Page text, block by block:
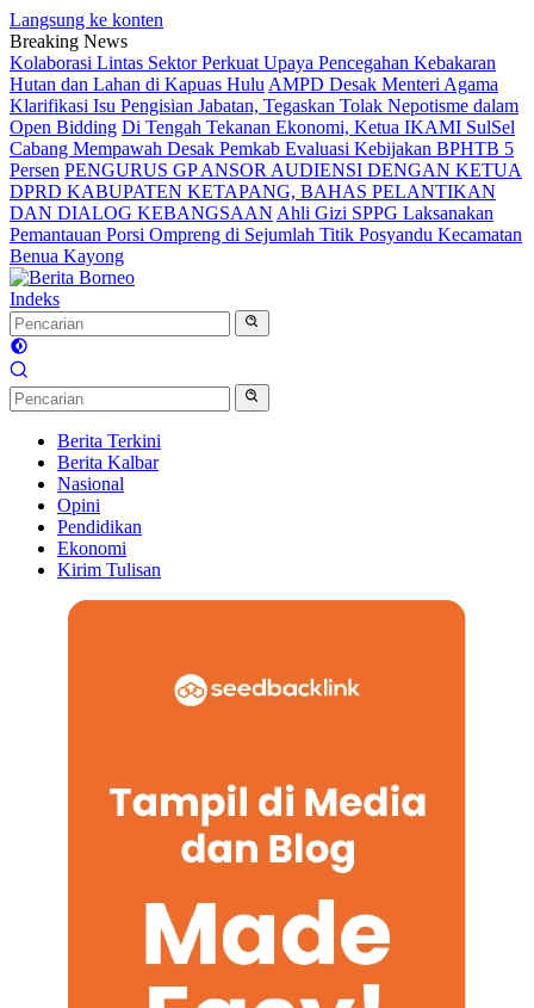
Langsung ke konten
Breaking News
Kolaborasi Lintas Sektor Perkuat Upaya Pencegahan Kebakaran
Hutan dan Lahan di Kapuas Hulu AMPD Desak Menteri Agama
Klarifikasi Isu Pengisian Jabatan, Tegaskan Tolak Nepotisme dalam
Open Bidding Di Tengah Tekanan Ekonomi, Ketua IKAMI SulSel
Cabang Mempawah Desak Pemkab Evaluasi Kebijakan BPHTB 5
Persen PENGURUS GP ANSOR AUDIENSI DENGAN KETUA
DPRD KABUPATEN KETAPANG, BAHAS PELANTIKAN
DAN DIALOG KEBANGSAAN Ahli Gizi SPPG Laksanakan
Pemantauan Porsi Ompreng di Sejumlah Titik Posyandu Kecamatan
Benua Kayong
Indeks
Berita Terkini
Berita Kalbar
Nasional
Opini
Pendidikan
Ekonomi
Kirim Tulisan